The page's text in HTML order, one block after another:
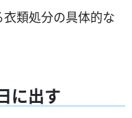
類処分の具体的な
に出す